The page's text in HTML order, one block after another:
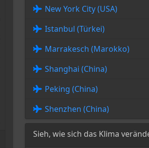
New York City (USA)
Istanbul (Türkei)
Marrakesch (Marokko)
Shanghai (China)
Peking (China)
Shenzhen (China)
Sieh, wie sich das Klima